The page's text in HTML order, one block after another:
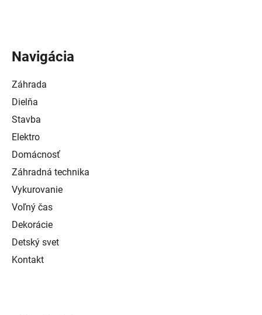
Navigácia
Záhrada
Dielňa
Stavba
Elektro
Domácnosť
Záhradná technika
Vykurovanie
Voľný čas
Dekorácie
Detský svet
Kontakt